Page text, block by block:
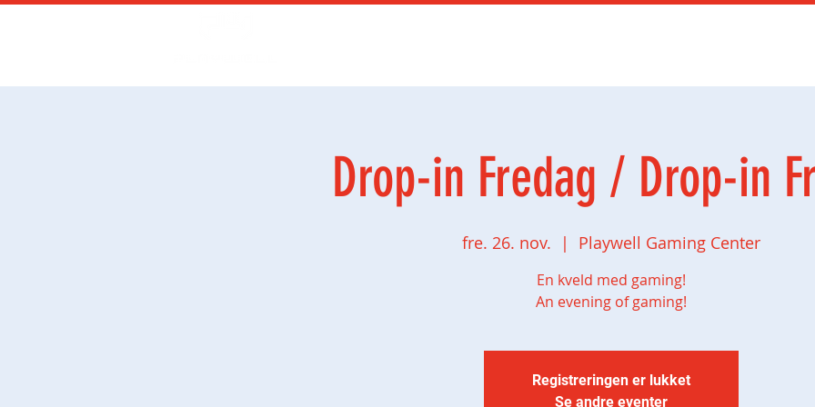
Drop-in Fredag / Drop-in
fre. 26. nov.
  |
Playwell Gaming Center
En kveld med gaming!
An evening of gaming!
Registreringen er lukket
Se andre eventer